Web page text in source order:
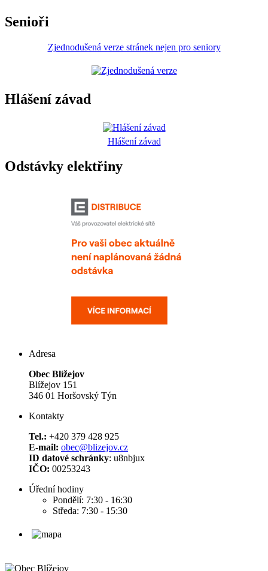
Senioři
Zjednodušená verze stránek nejen pro seniory
Hlášení závad
Hlášení závad
Odstávky elektřiny
Adresa
Obec Blížejov
Blížejov 151
346 01 Horšovský Týn
Kontakty
Tel.: +420 379 428 925
E-mail: obec@blizejov.cz
ID datové schránky: u8nbjux
IČO: 00253243
Úřední hodiny
Pondělí: 7:30 - 16:30
Středa: 7:30 - 15:30